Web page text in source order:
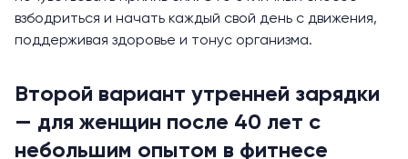
взбодриться и начать каждый свой день с движения,
поддерживая здоровье и тонус организма.
Второй вариант утренней зарядки
— для женщин после 40 лет с
небольшим опытом в фитнесе